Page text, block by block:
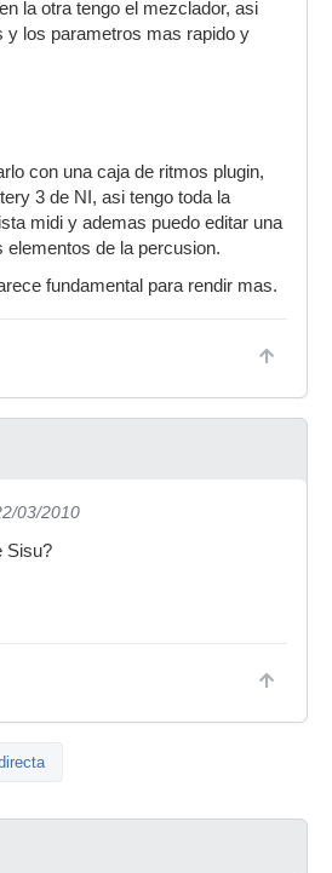
la otra tengo el mezclador, asi
y los parametros mas rapido y
con una caja de ritmos plugin,
3 de NI, asi tengo toda la
midi y ademas puedo editar una
elementos de la percusion.
fundamental para rendir mas.
03/2010
Sisu?